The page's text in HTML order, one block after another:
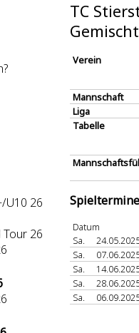
U10 26
Tour 26
TC
Verein
Mannschaft
Liga
Tabelle
Datum
Sa.
Sa.
Sa.
Sa.
Sa.